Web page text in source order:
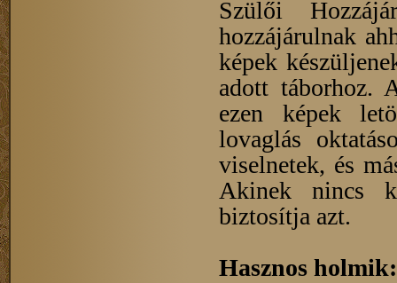
Szülői
hozzájárulnak
képek
adott táborhoz.
ezen képek
lovaglás
viselnetek, és
Akinek nincs
biztosítja azt.
Hasznos holmik: